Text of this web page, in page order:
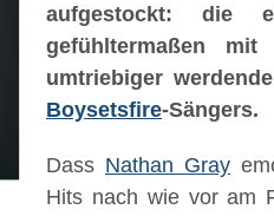
aufgestockt: die
gefühltermaßen
umtriebiger
Boysetsfire-Sängers.
Dass Nathan Gray
Hits nach wie vor am